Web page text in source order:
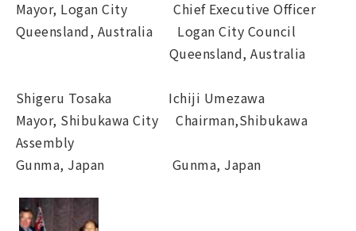
Mayor, Logan City Chief Executive Officer
Queensland, Australia Logan City Council
Queensland, Australia
Shigeru Tosaka Ichiji Umezawa
Mayor, Shibukawa City Chairman,Shibukawa
Assembly
Gunma, Japan Gunma, Japan